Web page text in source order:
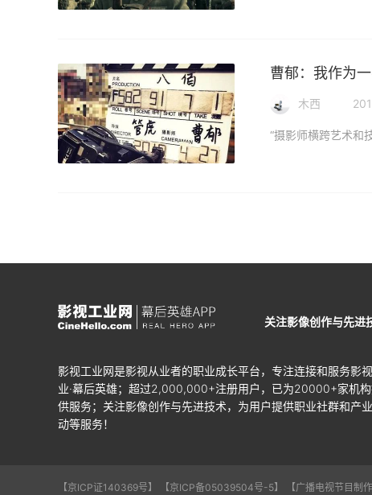
曹郁：我作为
木西
关注影像创作与先进
影视工业网是影视从业者的职业成长平台，专注连接和服务影
业·幕后英雄；超过2,000,000+注册用户，已为20000+家机
供服务；关注影像创作与先进技术，为用户提供职业社群和产
动等服务！
【京ICP证140369号】 【京ICP备05039504号-5】 【广播电视节目制